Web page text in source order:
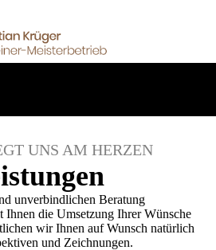
UNS AM HERZEN
unverbindlichen Beratung
Ihnen die Umsetzung Ihrer Wünsche
wir Ihnen auf Wunsch natürlich
und Zeichnungen.